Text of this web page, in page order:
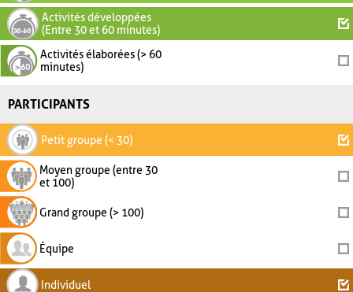
Activités développées
(Entre 30 et 60 minutes)
Activités élaborées (> 60
minutes)
PARTICIPANTS
Petit groupe (< 30)
Moyen groupe (entre 30
et 100)
Grand groupe (> 100)
Équipe
Individuel